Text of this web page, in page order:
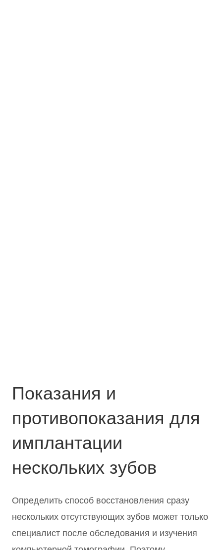
Показания и
противопоказания для
имплантации
нескольких зубов
Определить способ восстановления сразу
нескольких отсутствующих зубов может только
специалист после обследования и изучения